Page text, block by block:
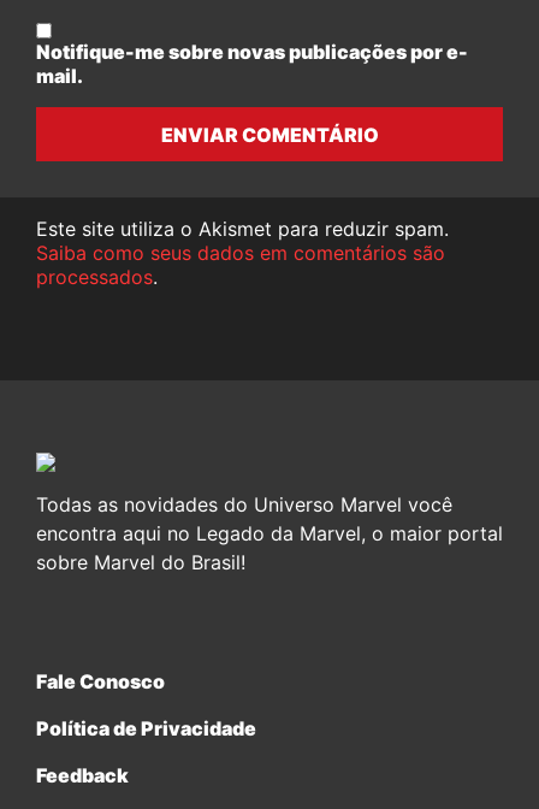
Notifique-me sobre novas publicações por e-
mail.
ENVIAR COMENTÁRIO
Este site utiliza o Akismet para reduzir spam.
Saiba como seus dados em comentários são
processados.
Todas as novidades do Universo Marvel você
encontra aqui no Legado da Marvel, o maior portal
sobre Marvel do Brasil!
Fale Conosco
Política de Privacidade
Feedback